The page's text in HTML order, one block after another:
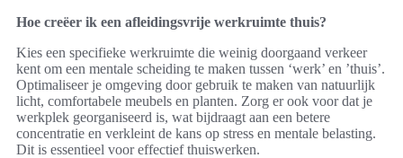
Hoe creëer ik een afleidingsvrije werkruimte thuis?
Kies een specifieke werkruimte die weinig doorgaand verkeer
kent om een mentale scheiding te maken tussen ‘werk’ en ’thuis’.
Optimaliseer je omgeving door gebruik te maken van natuurlijk
licht, comfortabele meubels en planten. Zorg er ook voor dat je
werkplek georganiseerd is, wat bijdraagt aan een betere
concentratie en verkleint de kans op stress en mentale belasting.
Dit is essentieel voor effectief thuiswerken.